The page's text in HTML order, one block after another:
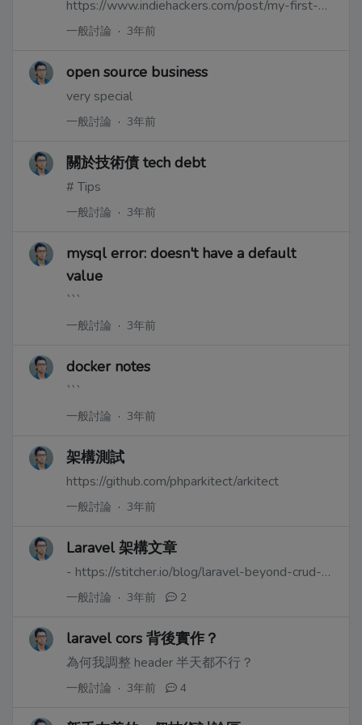
https://www.indiehackers.com/post/my-first-10-000-internet-dollars-46317e628f
一般討論 · 3年前
open source business
very special
一般討論 · 3年前
關於技術債 tech debt
# Tips
一般討論 · 3年前
mysql error: doesn't have a default
value
```
一般討論 · 3年前
docker notes
```
一般討論 · 3年前
架構測試
https://github.com/phparkitect/arkitect
一般討論 · 3年前
Laravel 架構文章
- https://stitcher.io/blog/laravel-beyond-crud-01-domain-oriented-laravel
一般討論 · 3年前 2
laravel cors 背後實作？
為何我調整 header 半天都不行？
一般討論 · 3年前 4